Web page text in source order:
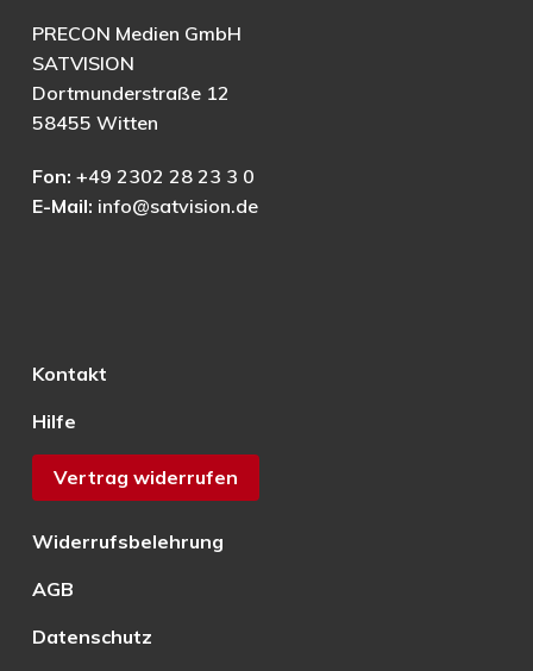
PRECON Medien GmbH
SATVISION
Dortmunderstraße 12
58455 Witten
Fon: +49 2302 28 23 3 0
E-Mail: info@satvision.de
Kontakt
Hilfe
Vertrag widerrufen
Widerrufsbelehrung
AGB
Datenschutz